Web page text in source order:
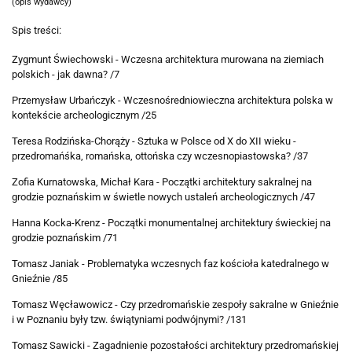
(opis wydawcy)
Spis treści:
Zygmunt Świechowski - Wczesna architektura murowana na ziemiach
polskich - jak dawna? /7
Przemysław Urbańczyk - Wczesnośredniowieczna architektura polska w
kontekście archeologicznym /25
Teresa Rodzińska-Chorąży - Sztuka w Polsce od X do XII wieku -
przedromańśka, romańska, ottońska czy wczesnopiastowska? /37
Zofia Kurnatowska, Michał Kara - Początki architektury sakralnej na
grodzie poznańskim w świetle nowych ustaleń archeologicznych /47
Hanna Kocka-Krenz - Początki monumentalnej architektury świeckiej na
grodzie poznańskim /71
Tomasz Janiak - Problematyka wczesnych faz kościoła katedralnego w
Gnieźnie /85
Tomasz Węcławowicz - Czy przedromańskie zespoły sakralne w Gnieźnie
i w Poznaniu były tzw. świątyniami podwójnymi? /131
Tomasz Sawicki - Zagadnienie pozostałości architektury przedromańskiej